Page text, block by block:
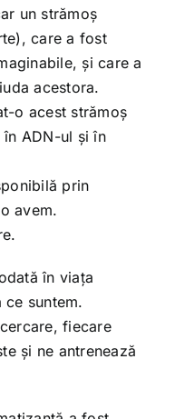
un strămoș
care a fost
și care a
acestora.
o acest strămoș
în ADN-ul și în
prin
avem.
în viața
ce suntem.
fiecare
și ne antrenează